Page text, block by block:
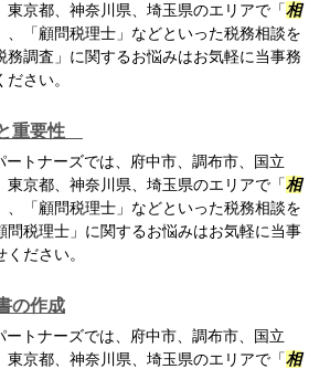
東京都、神奈川県、埼玉県のエリアで「相
、「顧問税理士」などといった税務相談を
務調査」に関するお悩みはお気軽に当事務
さい。
重要性
ートナーズでは、府中市、調布市、国立
東京都、神奈川県、埼玉県のエリアで「相
、「顧問税理士」などといった税務相談を
問税理士」に関するお悩みはお気軽に当事
ださい。
の作成
ートナーズでは、府中市、調布市、国立
東京都、神奈川県、埼玉県のエリアで「相